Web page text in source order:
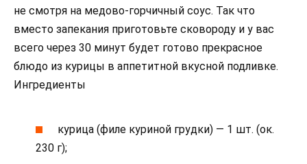
не смотря на медово-горчичный соус. Так что
вместо запекания приготовьте сковороду и у вас
всего через 30 минут будет готово прекрасное
блюдо из курицы в аппетитной вкусной подливке.
Ингредиенты
курица (филе куриной грудки) — 1 шт. (ок.
230 г);